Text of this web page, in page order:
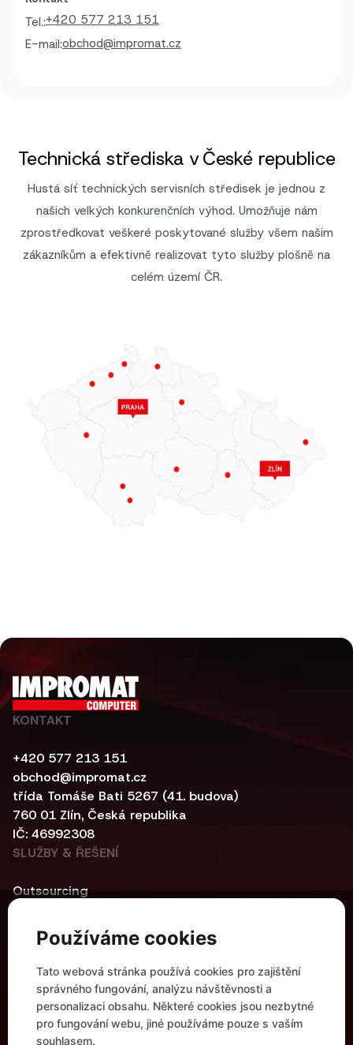
Tel.:+420 577 213 151
E-mail:obchod@impromat.cz
Technická střediska v České republice
Hustá síť technických servisních středisek je jednou z
našich velkých konkurenčních výhod. Umožňuje nám
zprostředkovat veškeré poskytované služby všem našim
zákazníkům a efektivně realizovat tyto služby plošně na
celém území ČR.
KONTAKT
+420 577 213 151
obchod@impromat.cz
třída Tomáše Bati 5267 (41. budova)
760 01 Zlín, Česká republika
IČ: 46992308
SLUŽBY & ŘEŠENÍ
Outsourcing
Centrální infrastruktura
Networking
Automatizace a kontejnerová řešení
Modern Workplace
UŽITEČNÉ ODKAZY
Používáme cookies
Tato webová stránka používá cookies pro zajištění
správného fungování, analýzu návštěvnosti a
personalizaci obsahu. Některé cookies jsou nezbytné
pro fungování webu, jiné používáme pouze s vaším
souhlasem.